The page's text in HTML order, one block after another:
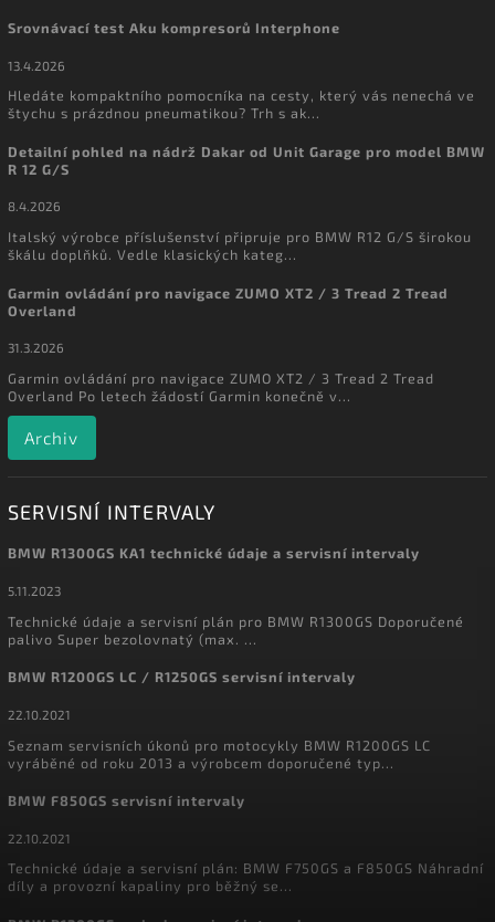
Srovnávací test Aku kompresorů Interphone
13.4.2026
Hledáte kompaktního pomocníka na cesty, který vás nenechá ve
štychu s prázdnou pneumatikou? Trh s ak...
Detailní pohled na nádrž Dakar od Unit Garage pro model BMW
R 12 G/S
8.4.2026
Italský výrobce příslušenství připruje pro BMW R12 G/S širokou
škálu doplňků. Vedle klasických kateg...
Garmin ovládání pro navigace ZUMO XT2 / 3 Tread 2 Tread
Overland
31.3.2026
Garmin ovládání pro navigace ZUMO XT2 / 3 Tread 2 Tread
Overland Po letech žádostí Garmin konečně v...
Archiv
SERVISNÍ INTERVALY
BMW R1300GS KA1 technické údaje a servisní intervaly
5.11.2023
Technické údaje a servisní plán pro BMW R1300GS Doporučené
palivo Super bezolovnatý (max. ...
BMW R1200GS LC / R1250GS servisní intervaly
22.10.2021
Seznam servisních úkonů pro motocykly BMW R1200GS LC
vyráběné od roku 2013 a výrobcem doporučené typ...
BMW F850GS servisní intervaly
22.10.2021
Technické údaje a servisní plán: BMW F750GS a F850GS Náhradní
díly a provozní kapaliny pro běžný se...